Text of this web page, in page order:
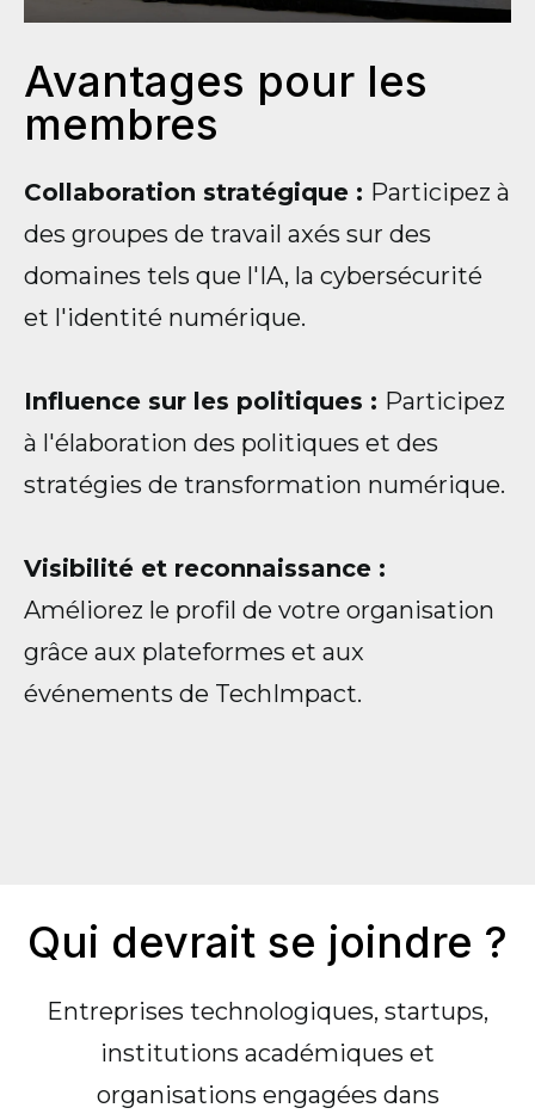
Avantages pour les
membres
Collaboration stratégique : Participez à
des groupes de travail axés sur des
domaines tels que l'IA, la cybersécurité
et l'identité numérique.
Influence sur les politiques : Participez
à l'élaboration des politiques et des
stratégies de transformation numérique.
Visibilité et reconnaissance :
Améliorez le profil de votre organisation
grâce aux plateformes et aux
événements de TechImpact.
Qui devrait se joindre ?
Entreprises technologiques, startups,
institutions académiques et
organisations engagées dans